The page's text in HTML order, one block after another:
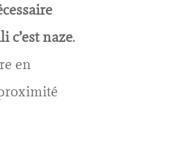
c’est naze.
en